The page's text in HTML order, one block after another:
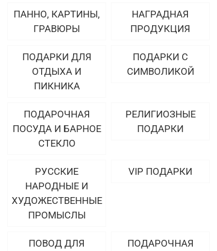
ПАННО, КАРТИНЫ,
ГРАВЮРЫ
НАГРАДНАЯ
ПРОДУКЦИЯ
ПОДАРКИ ДЛЯ
ОТДЫХА И
ПИКНИКА
ПОДАРКИ С
СИМВОЛИКОЙ
ПОДАРОЧНАЯ
ПОСУДА И БАРНОЕ
СТЕКЛО
РЕЛИГИОЗНЫЕ
ПОДАРКИ
РУССКИЕ
НАРОДНЫЕ И
ХУДОЖЕСТВЕННЫЕ
ПРОМЫСЛЫ
VIP ПОДАРКИ
ПОВОД ДЛЯ
ПОДАРОЧНАЯ